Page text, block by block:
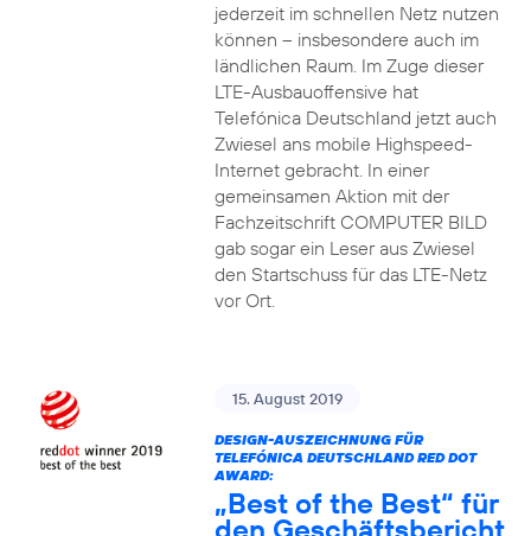
jederzeit im schnellen Netz nutzen
können – insbesondere auch im
ländlichen Raum. Im Zuge dieser
LTE-Ausbauoffensive hat
Telefónica Deutschland jetzt auch
Zwiesel ans mobile Highspeed-
Internet gebracht. In einer
gemeinsamen Aktion mit der
Fachzeitschrift COMPUTER BILD
gab sogar ein Leser aus Zwiesel
den Startschuss für das LTE-Netz
vor Ort.
15. August 2019
DESIGN-AUSZEICHNUNG FÜR
TELEFÓNICA DEUTSCHLAND RED DOT
AWARD:
„Best of the Best“ für
den Geschäftsbericht